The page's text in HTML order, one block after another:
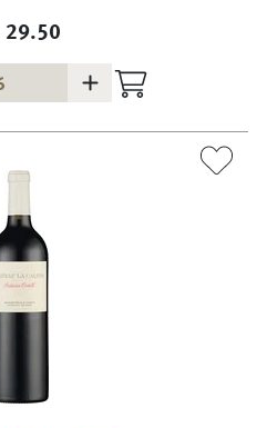
29.50